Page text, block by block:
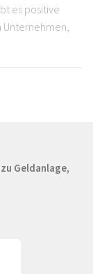
es positive
Unternehmen,
Geldanlage,